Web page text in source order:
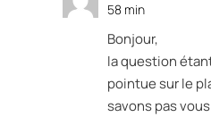
58 min
Bonjour,
la question
pointue sur le
savons pas